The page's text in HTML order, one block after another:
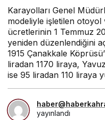
Karayolları Genel
modeliyle işletilen
ücretlerinin 1 Temmuz
yeniden düzenlendiğini
1915 Çanakkale
liradan 1170 liraya,
ise 95 liradan 110 liraya
yayınlandı